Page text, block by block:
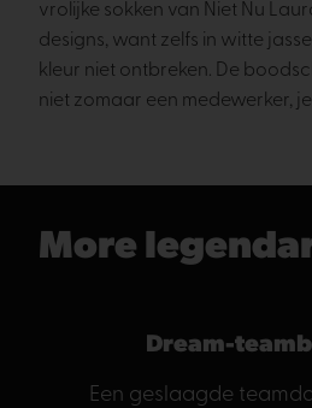
vrolijke sokken van Niet Nu
designs, want zelfs in witte
kleur niet ontbreken. De
niet zomaar een medewerker,
More
Dream-
Een geslaagde